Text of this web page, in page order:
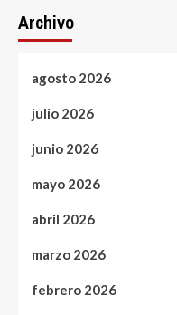
Archivo
agosto 2026
julio 2026
junio 2026
mayo 2026
abril 2026
marzo 2026
febrero 2026